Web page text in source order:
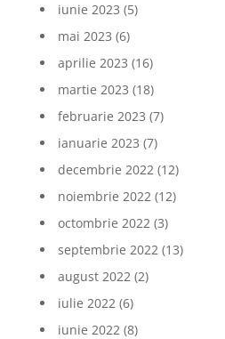
iunie 2023 (5)
mai 2023 (6)
aprilie 2023 (16)
martie 2023 (18)
februarie 2023 (7)
ianuarie 2023 (7)
decembrie 2022(12)
noiembrie 2022(12)
octombrie 2022(3)
septembrie 2022(13)
august 2022(2)
iulie 2022(6)
iunie 2022(8)